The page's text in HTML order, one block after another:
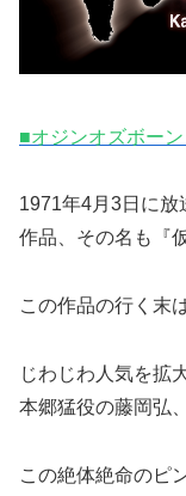
■オジンオズボー
1971年4月3日に放
作品、その名も『
この作品の行く末
じわじわ人気を拡
本郷猛役の藤岡弘
この絶体絶命のピ